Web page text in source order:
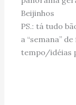
Beijinhos
PS.: tá tudo
a “semana”
tempo/idéias